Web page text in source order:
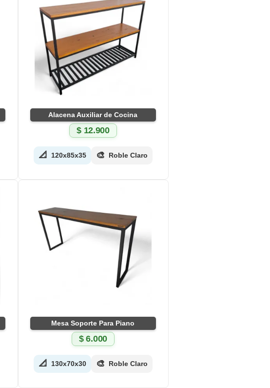
Alacena Auxiliar de Cocina
$12.900
📐 120x85x35 🎨 Roble Claro
Mesa Soporte Para Piano
$6.000
📐 130x70x30 🎨 Roble Claro